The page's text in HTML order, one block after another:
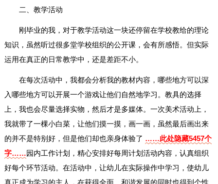
二、教学活动
刚毕业的我，对于教学活动这一块还停留在学校教给的理论
知识，虽然听过很多堂学校组织的公开课，会有所感悟。但实际
运用在真正的日常教学中，还是差距不小。
在每次活动中，我都会分析我的教材内容，哪些地方可以深
入哪些地方可以开展一个游戏让他们自然地学习。教具的选择
上，我也会尽量选择实物，然后才是多媒体。一次美术活动上，
我就带了一棵小白菜，让他们摸一摸，画一画，虽然最后画出来
的并不是特别好，但是他们却也亲身体验了 ……此处隐藏5457个
字……园内工作计划，精心安排好每周计划活动内容，认真组织
好每个环节活动。在活动中，让幼儿在实际操作中学习，使幼儿
真正成为学习的主人，在获得全面、和谐发展的同时也得到个性